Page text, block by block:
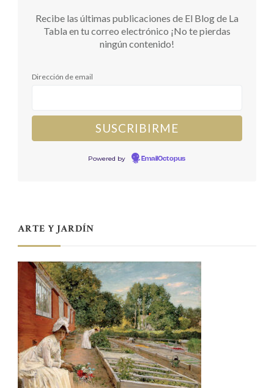
Recibe las últimas publicaciones de El Blog de La
Tabla en tu correo electrónico ¡No te pierdas
ningún contenido!
Dirección de email
Powered by EmailOctopus
ARTE Y JARDÍN